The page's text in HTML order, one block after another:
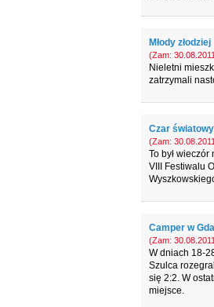
Młody złodziej
(Zam:
Nieletni
zatrzymali
Czar
(Zam:
To był
VIII Festiwalu
Camper w
(Zam:
W dniach 18-
Szulca
się 2:2. W
miejsce.